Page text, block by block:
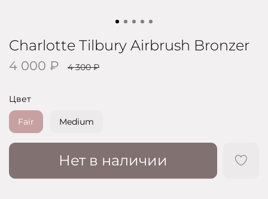
Charlotte Tilbury Airbrush Bronzer
4 000 ₽ 4 300 ₽
Нет в наличии
Цвет
Fair Medium